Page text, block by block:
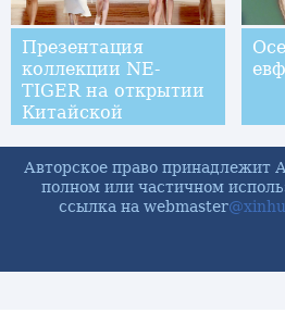
Презентация
коллекции NE-
TIGER на открытии
Китайской
Авторское право принадлежит
полном или частичном
ссылка на webmaster